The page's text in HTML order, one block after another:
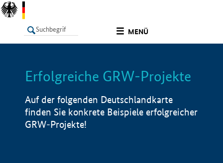
MENÜ
LISTE Info
Erfolgreiche GRW-Projekte
Auf der folgenden Deutschlandkarte
finden Sie konkrete Beispiele erfolgreicher
GRW-Projekte!